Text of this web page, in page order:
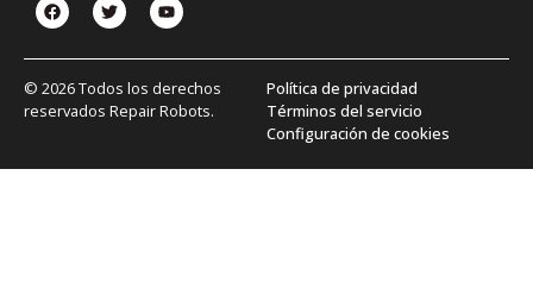
© 2026 Todos los derechos
reservados Repair Robots.
Política de privacidad
Términos del servicio
Configuración de cookies